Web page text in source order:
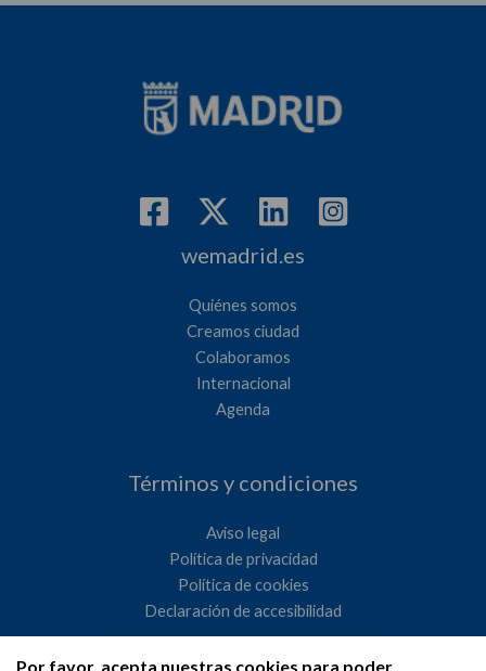
Por favor, acepta nuestras cookies para poder
wemadrid.es
Quiénes somos
Creamos ciudad
Colaboramos
Internacional
Agenda
Términos y condiciones
Aviso legal
Política de privacidad
Política de cookies
Declaración de accesibilidad